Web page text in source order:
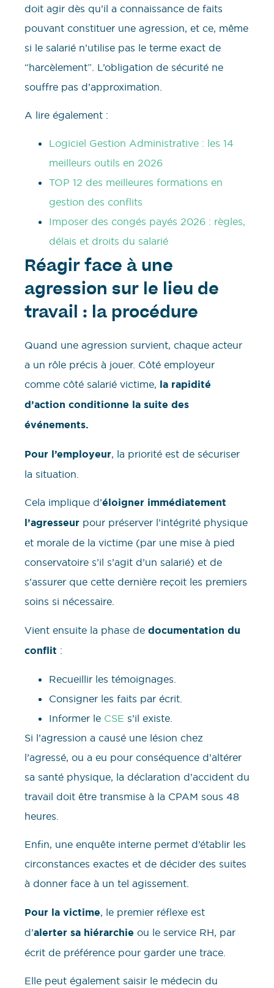
doit agir dès qu’il a connaissance de faits
pouvant constituer une agression, et ce, même
si le salarié n’utilise pas le terme exact de
“harcèlement”. L’obligation de sécurité ne
souffre pas d’approximation.
A lire également :
Logiciel Gestion Administrative : les 14
meilleurs outils en 2026
TOP 12 des meilleures formations en
gestion des conflits
Imposer des congés payés 2026 : règles,
délais et droits du salarié
Réagir face à une
agression sur le lieu de
travail : la procédure
Quand une agression survient, chaque acteur
a un rôle précis à jouer. Côté employeur
comme côté salarié victime, la rapidité
d’action conditionne la suite des
événements.
Pour l’employeur, la priorité est de sécuriser
la situation.
Cela implique d’éloigner immédiatement
l’agresseur pour préserver l’intégrité physique
et morale de la victime (par une mise à pied
conservatoire s’il s’agit d’un salarié) et de
s’assurer que cette dernière reçoit les premiers
soins si nécessaire.
Vient ensuite la phase de documentation du
conflit :
Recueillir les témoignages.
Consigner les faits par écrit.
Informer le CSE s’il existe.
Si l’agression a causé une lésion chez
l’agressé, ou a eu pour conséquence d’altérer
sa santé physique, la déclaration d’accident du
travail doit être transmise à la CPAM sous 48
heures.
Enfin, une enquête interne permet d’établir les
circonstances exactes et de décider des suites
à donner face à un tel agissement.
Pour la victime, le premier réflexe est
d’alerter sa hiérarchie ou le service RH, par
écrit de préférence pour garder une trace.
Elle peut également saisir le médecin du